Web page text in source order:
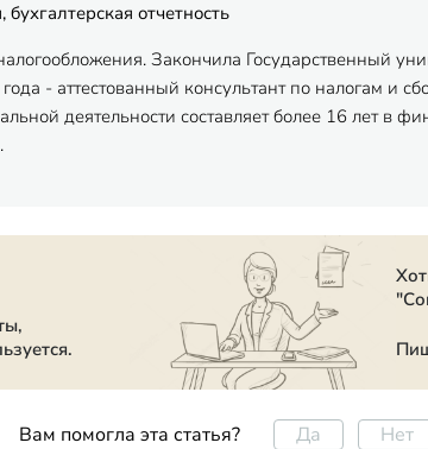
отчетность
Закончила Государственный
- аттестованный консультант по налогам и
деятельности составляет более 16 лет в
Вам помогла эта статья? Да Нет